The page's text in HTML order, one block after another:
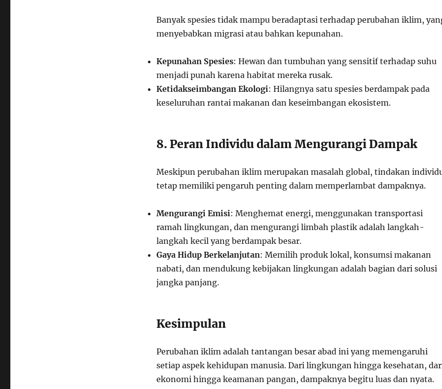
Banyak spesies tidak mampu beradaptasi terhadap perubahan iklim,
menyebabkan migrasi atau bahkan kepunahan.
Kepunahan Spesies: Hewan dan tumbuhan yang sensitif terhadap suhu
menjadi punah karena habitat mereka rusak.
Ketidakseimbangan Ekologi: Hilangnya satu spesies berdampak pada
keseluruhan rantai makanan dan keseimbangan ekosistem.
8. Peran Individu dalam Mengurangi Dampak
Meskipun perubahan iklim merupakan masalah global, tindakan
tetap memiliki pengaruh penting dalam memperlambat dampaknya.
Mengurangi Emisi: Menghemat energi, menggunakan transportasi
ramah lingkungan, dan mengurangi limbah plastik adalah langkah-
langkah kecil yang berdampak besar.
Gaya Hidup Berkelanjutan: Memilih produk lokal, konsumsi makanan
nabati, dan mendukung kebijakan lingkungan adalah bagian dari solusi
jangka panjang.
Kesimpulan
Perubahan iklim adalah tantangan besar abad ini yang memengaruhi
setiap aspek kehidupan manusia. Dari lingkungan hingga kesehatan,
ekonomi hingga keamanan pangan, dampaknya begitu luas dan nyata.